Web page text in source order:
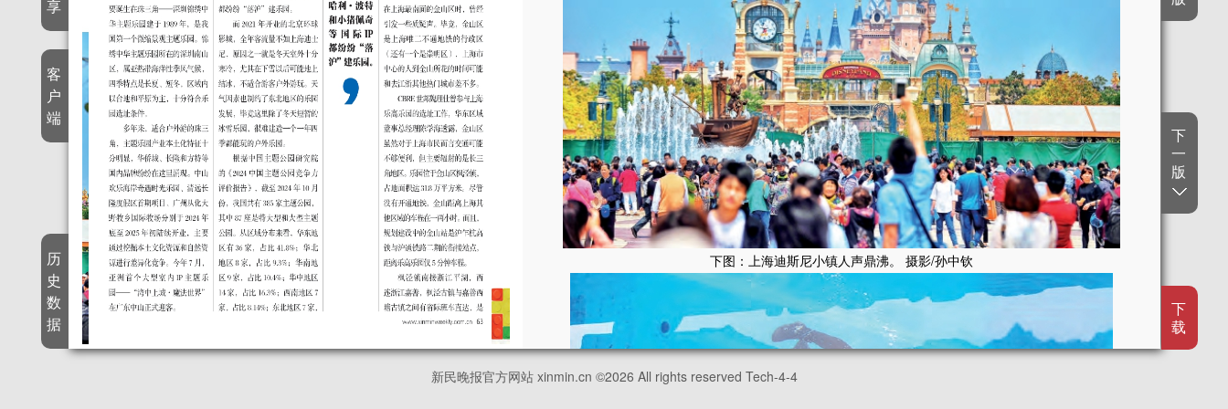
享
客
户
端
历
史
数
据
下图：上海迪斯尼小镇人声鼎沸。 摄影/孙中钦
下
一
版
下
载
新民晚报官方网站 xinmin.cn ©2026 All rights reserved Tech-4-4